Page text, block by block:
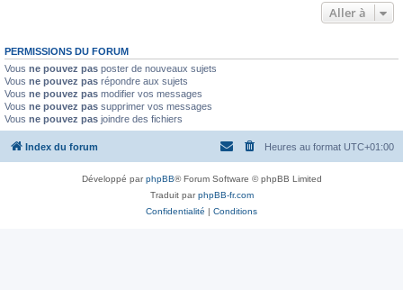
Aller à
PERMISSIONS DU FORUM
Vous ne pouvez pas poster de nouveaux sujets
Vous ne pouvez pas répondre aux sujets
Vous ne pouvez pas modifier vos messages
Vous ne pouvez pas supprimer vos messages
Vous ne pouvez pas joindre des fichiers
Index du forum Heures au format UTC+01:00
Développé parphpBB® Forum Software © phpBB Limited
Traduit parphpBB-fr.com
Confidentialité | Conditions